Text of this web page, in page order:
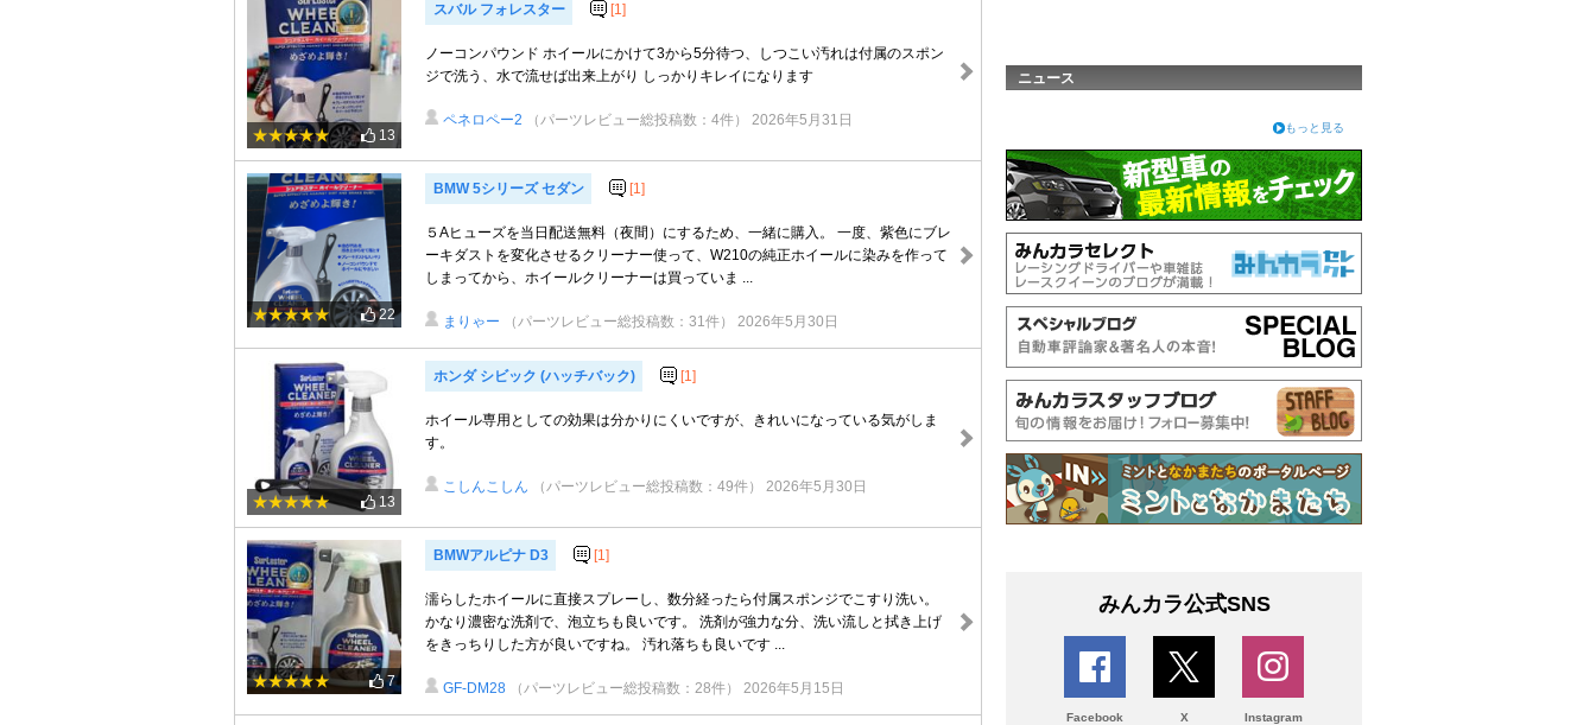
13
スバル フォレスター [1]
ノーコンパウンド ホイールにかけて3から5分待つ、しつこい汚れは付属のスポン
ジで洗う、水で流せば出来上がり しっかりキレイになります
ペネロペー2 （パーツレビュー総投稿数：4件） 2026年5月31日
22
BMW 5シリーズ セダン [1]
５Aヒューズを当日配送無料（夜間）にするため、一緒に購入。 一度、紫色にブレ
ーキダストを変化させるクリーナー使って、W210の純正ホイールに染みを作って
しまってから、ホイールクリーナーは買っていま ...
まりゃー （パーツレビュー総投稿数：31件） 2026年5月30日
13
ホンダ シビック (ハッチバック) [1]
ホイール専用としての効果は分かりにくいですが、きれいになっている気がしま
す。
こしんこしん （パーツレビュー総投稿数：49件） 2026年5月30日
7
BMWアルピナ D3 [1]
濡らしたホイールに直接スプレーし、数分経ったら付属スポンジでこすり洗い。
かなり濃密な洗剤で、泡立ちも良いです。 洗剤が強力な分、洗い流しと拭き上げ
をきっちりした方が良いですね。 汚れ落ちも良いです ...
GF-DM28 （パーツレビュー総投稿数：28件） 2026年5月15日
ニュース
もっと見る
みんカラ公式SNS
Facebook X Instagram